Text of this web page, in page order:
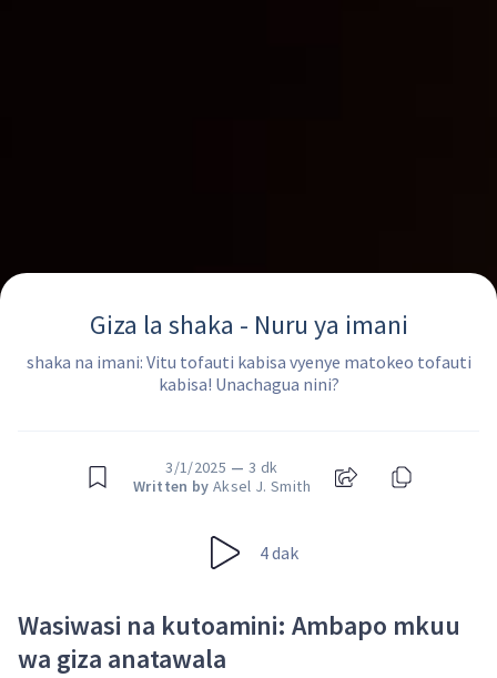
Giza la shaka - Nuru ya imani
shaka na imani: Vitu tofauti kabisa vyenye matokeo tofauti
kabisa! Unachagua nini?
3/1/2025 — 3 dk
Written by Aksel J. Smith
4 dak
Wasiwasi na kutoamini: Ambapo mkuu
wa giza anatawala